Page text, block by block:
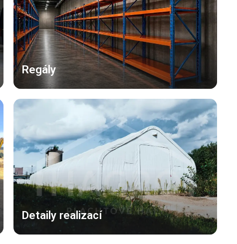
Regály
Detaily realizací